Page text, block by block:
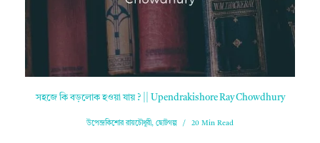
সহজে কি বড়লোক হওয়া যায় ? || Upendrakishore Ray Chowdhury
উপেন্দ্রকিশোর রায়চৌধুরী, ছোটগল্প 20 Min Read